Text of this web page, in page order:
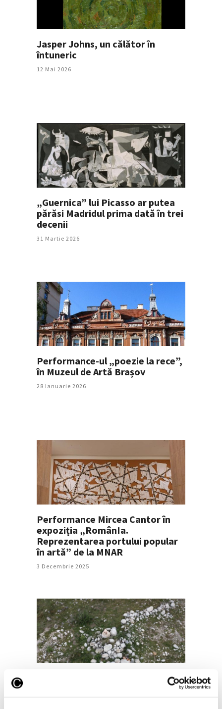
Jasper Johns, un călător în
întuneric
12 Mai 2026
„Guernica” lui Picasso ar putea
părăsi Madridul prima dată în trei
decenii
31 Martie 2026
Performance-ul „poezie la rece”,
în Muzeul de Artă Brașov
28 Ianuarie 2026
Performance Mircea Cantor în
expoziția „RomânIa.
Reprezentarea portului popular
în artă” de la MNAR
3 Decembrie 2025
extincția Balaurului bondoc, la